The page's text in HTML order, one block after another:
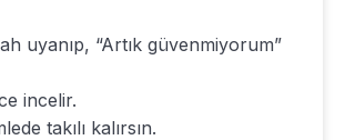
uyanıp, “Artık güvenmiyorum”
incelir.
takılı kalırsın.